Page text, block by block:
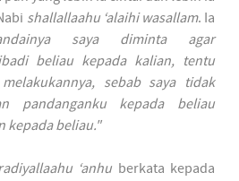
shallallaahu ‘alaihi wasallam. Ia
saya diminta agar
beliau kepada kalian, tentu
sebab saya tidak
pandanganku kepada beliau
kepada beliau."
‘anhuberkata kepada